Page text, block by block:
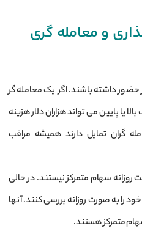
و معامله گری
حضور داشته باشند. اگر یک معامله گر
یا پایین می تواند هزاران دلار هزینه
گران تمایل دارند همیشه مراقب
روزانه سهام متمرکز نیستند. در حالی
را به صورت روزانه بررسی کنند، آنها
متمرکز هستند.